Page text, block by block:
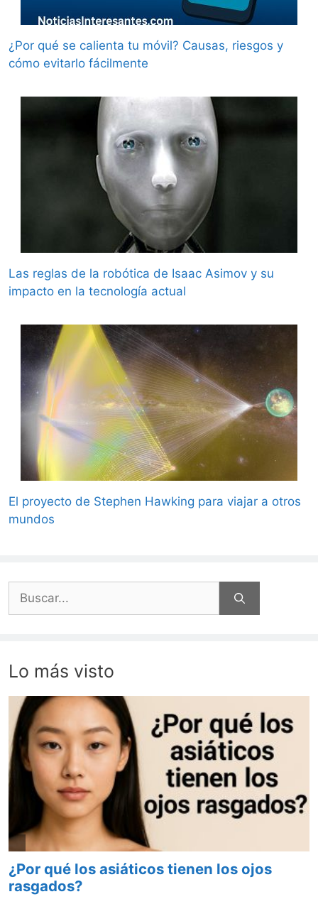
¿Por qué se calienta tu móvil? Causas, riesgos y
cómo evitarlo fácilmente
Las reglas de la robótica de Isaac Asimov y su
impacto en la tecnología actual
El proyecto de Stephen Hawking para viajar a otros
mundos
Buscar:
Lo más visto